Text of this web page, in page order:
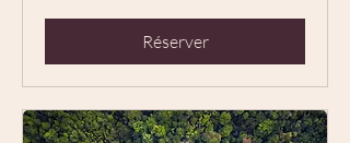
Réserver